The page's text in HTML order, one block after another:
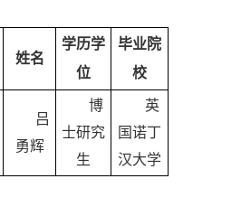
姓名
学历学
位
毕业院
校
吕
勇辉
博
士研究
生
英
国诺丁
汉大学